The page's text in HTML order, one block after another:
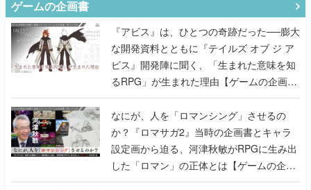
ゲームの企画書
『アビス』は、ひとつの奇跡だった──膨大
な開発資料とともに『テイルズ オブ ジ ア
ビス』開発陣に聞く、「生まれた意味を知
るRPG」が生まれた理由【ゲームの企画
書】
なにが、人を「ロマンシング」させるの
か？『ロマサガ2』当時の企画書とキャラ
設定画から迫る、河津秋敏がRPGに生み出
した「ロマン」の正体とは【ゲームの企画
書】